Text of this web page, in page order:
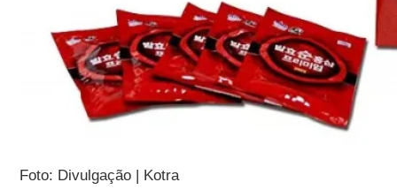
Foto: Divulgação | Kotra